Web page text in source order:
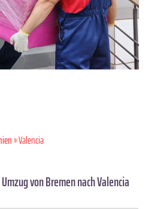
» Valencia
von Bremen nach Valencia